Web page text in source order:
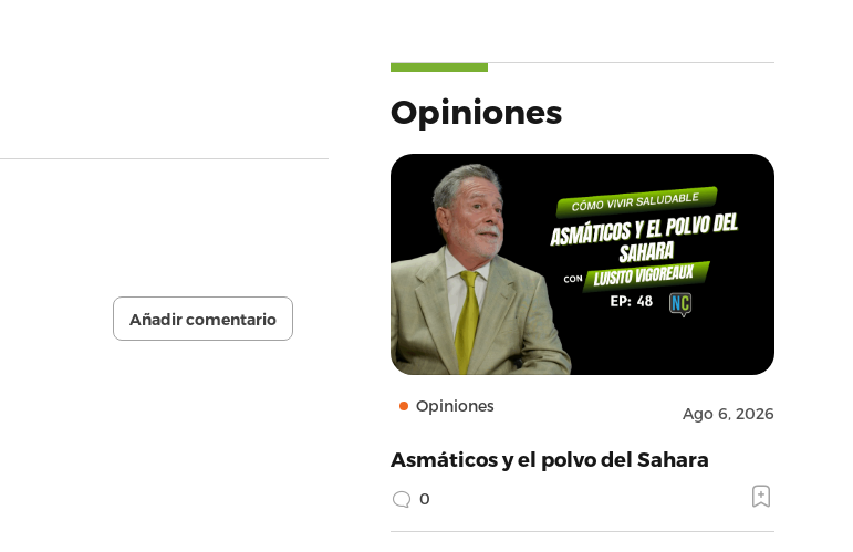
Añadir comentario
Opiniones
Opiniones Ago 6, 2026
Asmáticos y el polvo del Sahara
0